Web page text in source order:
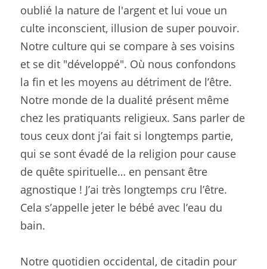
oublié la nature de l'argent et lui voue un
culte inconscient, illusion de super pouvoir.
Notre culture qui se compare à ses voisins
et se dit "développé". Où nous confondons
la fin et les moyens au détriment de l’être.
Notre monde de la dualité présent même
chez les pratiquants religieux. Sans parler de
tous ceux dont j’ai fait si longtemps partie,
qui se sont évadé de la religion pour cause
de quête spirituelle… en pensant être
agnostique ! J’ai très longtemps cru l’être.
Cela s’appelle jeter le bébé avec l’eau du
bain.
Notre quotidien occidental, de citadin pour